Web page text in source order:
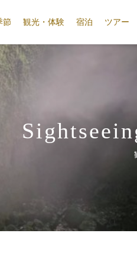
節 観光・体験 宿泊 ツアー